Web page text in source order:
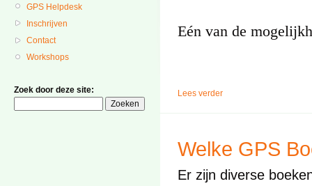
GPS Helpdesk
Inschrijven
Contact
Workshops
Zoek door deze site:
Eén van de
Lees verder
Welke GPS
Er zijn diverse